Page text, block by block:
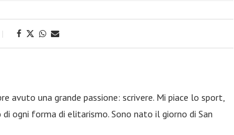
avuto una grande passione: scrivere. Mi piace lo sport,
ogni forma di elitarismo. Sono nato il giorno di San